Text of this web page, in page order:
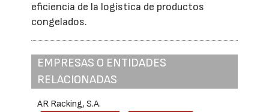
eficiencia de la logística de productos
congelados.
EMPRESAS O ENTIDADES
RELACIONADAS
AR Racking, S.A.